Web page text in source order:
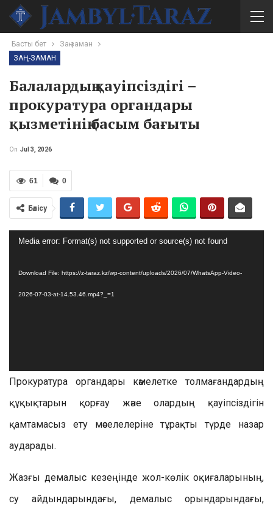
Басты бет
Заң-заман
ЗАҢ-ЗАМАН
Балалардың қауіпсіздігі –
прокуратура органдары
қызметінің басым бағыты
On Jul 3, 2026
0
61
Бөлісу
Video
Media error: Format(s) not supported or source(s) not found
Download File: https://z-taraz.kz/wp-content/uploads/2026/07/WhatsApp-Video-
2026-07-03-at-14.53.46.mp4?_=1
Прокуратура органдары кәмелетке толмағандардың
құқықтарын қорғау және олардың қауіпсіздігін
қамтамасыз ету мәселелеріне тұрақты түрде назар
аударады.
Жазғы демалыс кезеңінде жол-көлік оқиғаларының,
су айдындарындағы, демалыс орындарындағы,